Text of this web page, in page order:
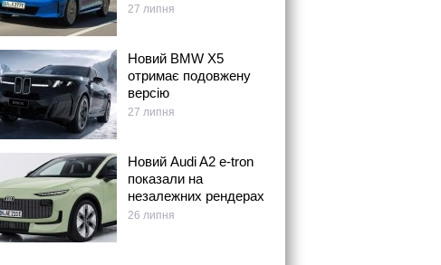
27 липня
Новий BMW X5
отримає подовжену
версію
27 липня
Новий Audi A2 e-tron
показали на
незалежних рендерах
26 липня